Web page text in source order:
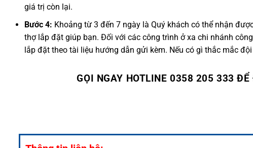
giá trị còn lại.
Bước 4: Khoảng từ 3 đến 7 ngày là Quý khách có thể nhận
thợ lắp đặt giúp bạn. Đối với các công trình ở xa chi nhánh
lắp đặt theo tài liệu hướng dẫn gửi kèm. Nếu có gì thắc mắc
GỌI NGAY HOTLINE 0358 205 333